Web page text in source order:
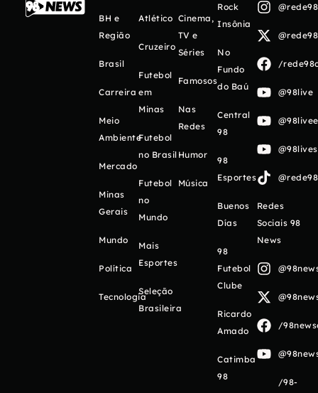
BH e
Região
Brasil
Carreira
Meio
Ambiente
Mercado
Minas
Gerais
Mundo
Política
Tecnologia
Atlético
Cruzeiro
Futebol
em
Minas
Futebol
no Brasil
Futebol
no
Mundo
Mais
Esportes
Seleção
Brasileira
Cinema,
TV e
Séries
Famosos
Nas
Redes
Humor
Música
Rock
Insônia
No
Fundo
do Baú
Central
98
98
Esportes
Buenos
Días
98
Futebol
Clube
Ricardo
Amado
Catimba
98
/
@98live
Redes
Sociais 98
News
/
/98-